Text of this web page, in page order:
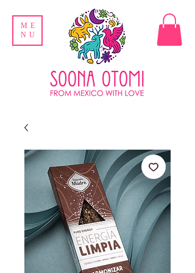
ME
NU